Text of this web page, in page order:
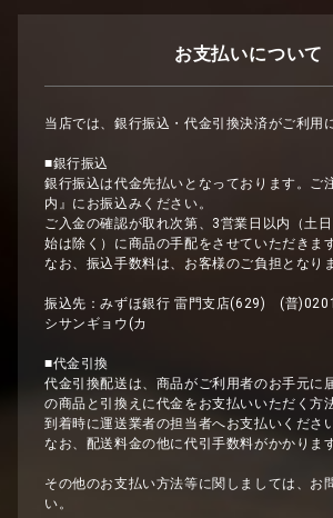
お支払いについて
当店では、銀行振込・代金引換決済がご利用
■銀行振込
銀行振込は代金先払いとなっております。ご
内』にお振込みください。
ご入金の確認が取れ次第、3営業日以内（土
始は除く）に商品の手配をさせていただきま
なお、振込手数料は、お客様のご負担となり
振込先：みずほ銀行 雷門支店(629) (普
シサンギョウ(カ
■代金引換
代金引換配送は、商品がご利用者のお手元に
の商品と引換えに代金をお支払いいただく方
到着時に運送業者の担当者へお支払いくださ
なお、配送料金の他に代引手数料がかかりま
その他のお支払い方法等に関しましては、お
い。